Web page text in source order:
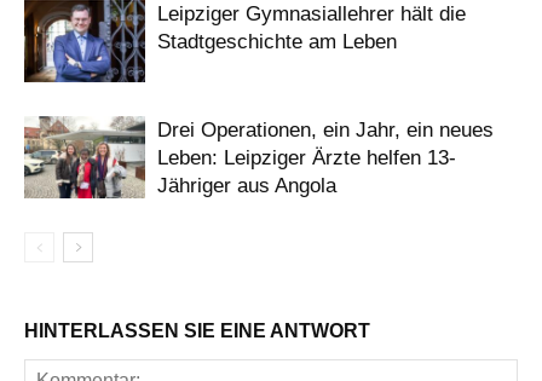
Leipziger Gymnasiallehrer hält die
Stadtgeschichte am Leben
Drei Operationen, ein Jahr, ein neues
Leben: Leipziger Ärzte helfen 13-
Jähriger aus Angola
HINTERLASSEN SIE EINE ANTWORT